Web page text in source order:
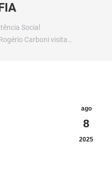
Social
Carboni visita…
ago
8
2025